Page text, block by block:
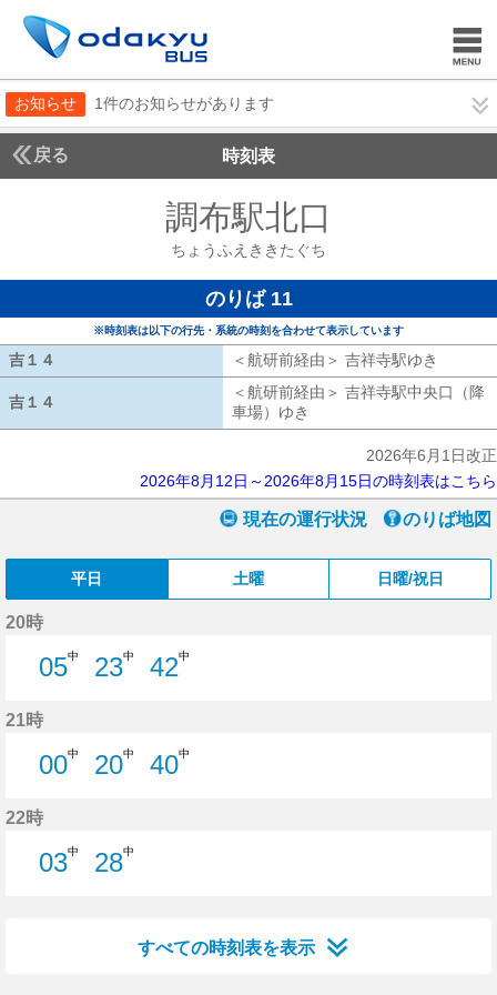
お知らせ 1件のお知らせがあります
戻る 時刻表
調布駅北口
ちょうふえききたぐち
のりば 11
※時刻表は以下の行先・系統の時刻を合わせて表示しています
吉１４ ＜航研前経由＞ 吉祥寺駅ゆき
吉１４
＜航研前経由＞ 吉祥寺駅中央口（降
車場）ゆき
2026年6月1日改正
2026年8月12日～2026年8月15日の時刻表はこちら
現在の運行状況 のりば地図
平日 土曜 日曜/祝日
20時
05中
23中
42中
21時
00中
20中
40中
22時
03中
28中
すべての時刻表を表示